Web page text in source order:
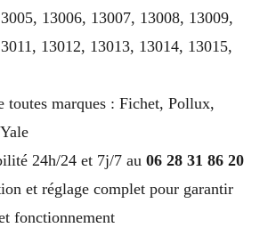
13006, 13007, 13008, 13009,
13012, 13013, 13014, 13015,
toutes marques : Fichet, Pollux,
24h/24 et 7j/7 au 06 28 31 86 20
et réglage complet pour garantir
fonctionnement